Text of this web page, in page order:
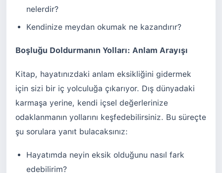
nelerdir?
Kendinize meydan okumak ne kazandırır?
Boşluğu Doldurmanın Yolları: Anlam Arayışı
Kitap, hayatınızdaki anlam eksikliğini gidermek
için sizi bir iç yolculuğa çıkarıyor. Dış dünyadaki
karmaşa yerine, kendi içsel değerlerinize
odaklanmanın yollarını keşfedebilirsiniz. Bu süreçte
şu sorulara yanıt bulacaksınız:
Hayatımda neyin eksik olduğunu nasıl fark
edebilirim?